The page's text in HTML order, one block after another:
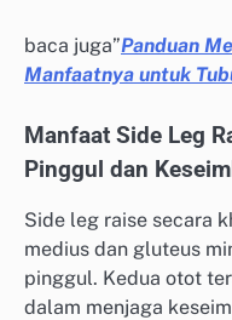
baca juga”Panduan
Manfaatnya untuk
Manfaat Side Leg
Pinggul dan
Side leg raise secara
medius dan gluteus
pinggul. Kedua otot
dalam menjaga